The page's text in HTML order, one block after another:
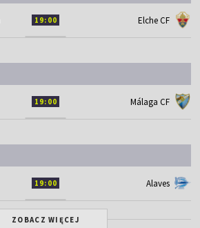
19:00 Elche CF
19:00 Málaga CF
19:00 Alaves
ZOBACZ WIĘCEJ